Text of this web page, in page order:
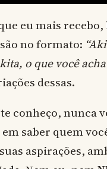
eu mais
no formato:
o que você
dessas.
conheço, nunca
saber quem
aspirações,